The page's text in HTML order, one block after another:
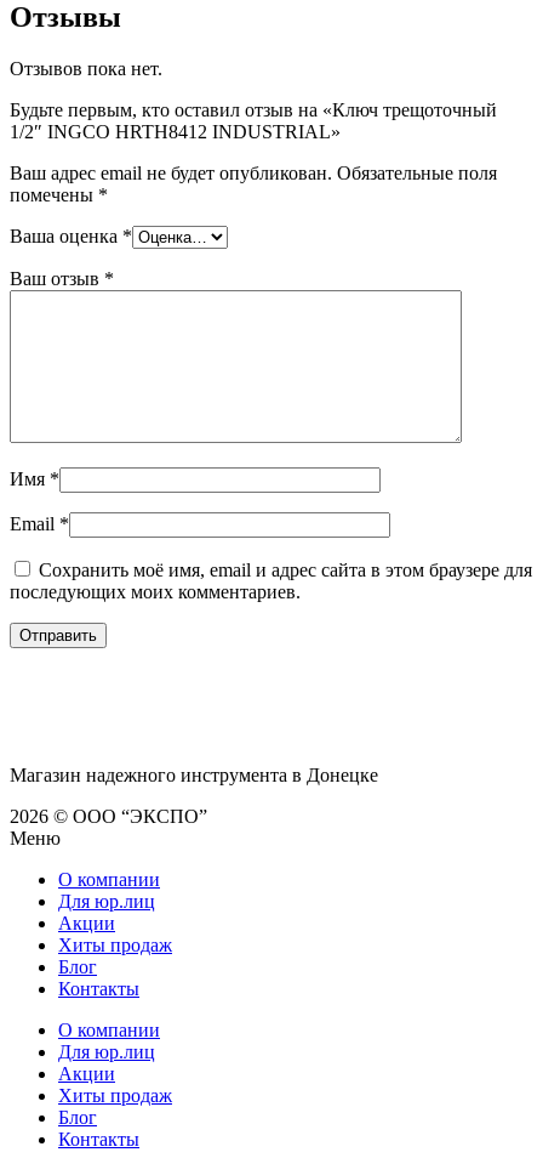
Отзывы
Отзывов пока нет.
Будьте первым, кто оставил отзыв на «Ключ трещоточный
1/2″ INGCO HRTH8412 INDUSTRIAL»
Ваш адрес email не будет опубликован. Обязательные поля
помечены *
Ваша оценка *
Ваш отзыв *
Имя *
Email *
Сохранить моё имя, email и адрес сайта в этом браузере для
последующих моих комментариев.
Магазин надежного инструмента в Донецке
2026 © ООО “ЭКСПО”
Меню
О компании
Для юр.лиц
Акции
Хиты продаж
Блог
Контакты
О компании
Для юр.лиц
Акции
Хиты продаж
Блог
Контакты